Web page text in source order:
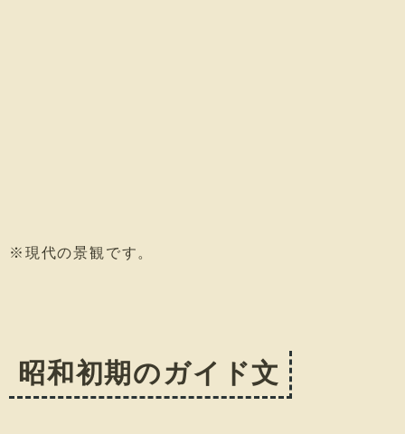
※現代の景観です。
昭和初期のガイド文